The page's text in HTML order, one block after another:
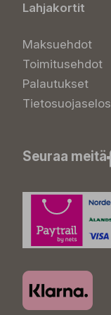
Lahjakortit
Maksuehdot
Toimitusehdot
Palautukset
Seuraa meitä